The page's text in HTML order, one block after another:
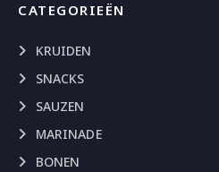
CATEGORIEËN
KRUIDEN
SNACKS
SAUZEN
MARINADE
BONEN